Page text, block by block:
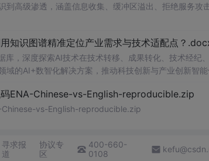
到高级渗透，涵盖信息收集、缓冲区溢出、拒绝服务攻
知识图谱精准定位产业需求与技术适配点？
，深度探索AI技术在技术转移、成果转化、技术经纪
域的AI+数智化解决方案，推动科技创新与产业创新智能
码ENA-Chinese-vs-English-reproducible.zip
Chinese-vs-English-reproducible.zip
寻求报
道
协议专
区
400-660-
0108